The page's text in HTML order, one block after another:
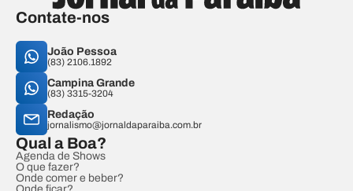
Contate-nos
João Pessoa
(83) 2106.1892
Campina Grande
(83) 3315-3204
Redação
jornalismo@jornaldaparaiba.com.br
Qual a Boa?
Agenda de Shows
O que fazer?
Onde comer e beber?